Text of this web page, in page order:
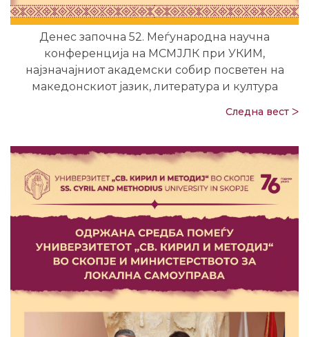
Денес започна 52. Меѓународна научна
конференција на МСМЈЛК при УКИМ,
најзначајниот академски собир посветен на
македонскиот јазик, литература и култура
Следна вест ᐳ